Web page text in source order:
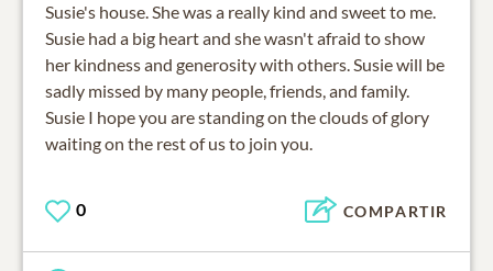
Susie's house. She was a really kind and sweet to me.
Susie had a big heart and she wasn't afraid to show
her kindness and generosity with others. Susie will be
sadly missed by many people, friends, and family.
Susie I hope you are standing on the clouds of glory
waiting on the rest of us to join you.
0 COMPARTIR